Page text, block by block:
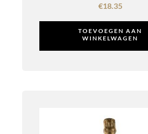
€18.35
TOEVOEGEN AAN
WINKELWAGEN